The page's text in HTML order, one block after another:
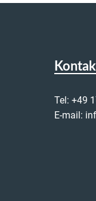
Tel: +49
E-mail: